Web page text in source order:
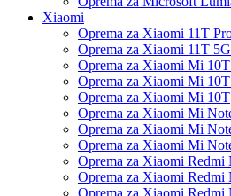
Xiaomi
Oprema za Xiaomi 11T
Oprema za Xiaomi 11T 5G
Oprema za Xiaomi Mi
Oprema za Xiaomi Mi
Oprema za Xiaomi Mi 10T
Oprema za Xiaomi Mi
Oprema za Xiaomi Mi
Oprema za Xiaomi Mi
Oprema za Xiaomi Redmi
Oprema za Xiaomi Redmi
Oprema za Xiaomi Redmi